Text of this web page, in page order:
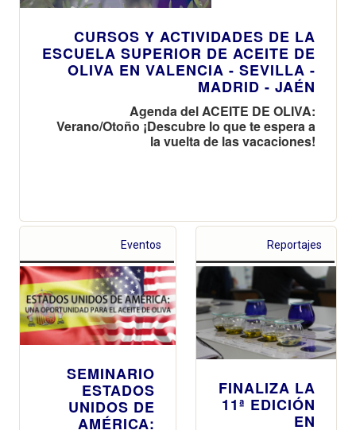
CURSOS Y ACTIVIDADES DE LA
ESCUELA SUPERIOR DE ACEITE DE
OLIVA EN VALENCIA - SEVILLA -
MADRID - JAÉN
Agenda del ACEITE DE OLIVA:
Verano/Otoño ¡Descubre lo que te espera a
la vuelta de las vacaciones!
Eventos
SEMINARIO
ESTADOS
UNIDOS DE
AMÉRICA:
Reportajes
FINALIZA LA
11ª EDICIÓN
EN